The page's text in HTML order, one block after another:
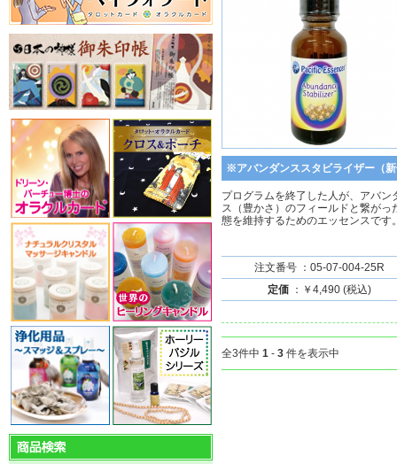
※アバンダンススタビライザー（
プログラムを終了した人が、アバン
ス（豊かさ）のフィールドと繋がっ
態を維持するためのエッセンスです
注文番号 ：05-07-004-25R
定価：￥4,490 (税込)
全3件中 1 - 3 件を表示中